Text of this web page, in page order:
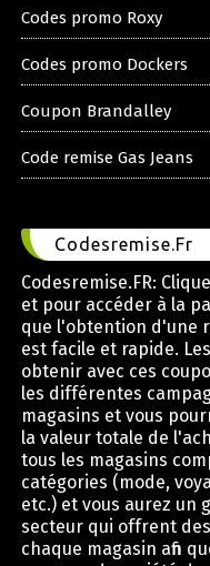
Codes promo Roxy
Codes promo Dockers
Coupon Brandalley
Code remise Gas Jeans
Codesremise.Fr
Codesremise.FR:
et pour accéder à la
que l'obtention d'une
est facile et rapide.
obtenir avec ces
les différentes
magasins et vous
la valeur totale de
tous les magasins
catégories (mode,
etc.) et vous aurez un
secteur qui offrent
chaque magasin afin